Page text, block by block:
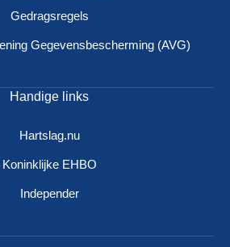
Gedragsregels
Gegevensbescherming (AVG)
Handige links
Hartslag.nu
Koninklijke EHBO
Independer